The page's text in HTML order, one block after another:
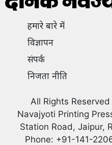
हमारे बारे में
विज्ञापन
संपर्क
निजता नीति
All Rights
Navajyoti Printing
Station Road, Jaipur,
Phone: +91-141-